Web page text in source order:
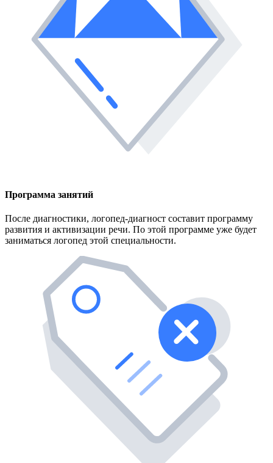
Программа занятий
После диагностики, логопед-диагност составит программу
развития и активизации речи. По этой программе уже будет
заниматься логопед этой специальности.